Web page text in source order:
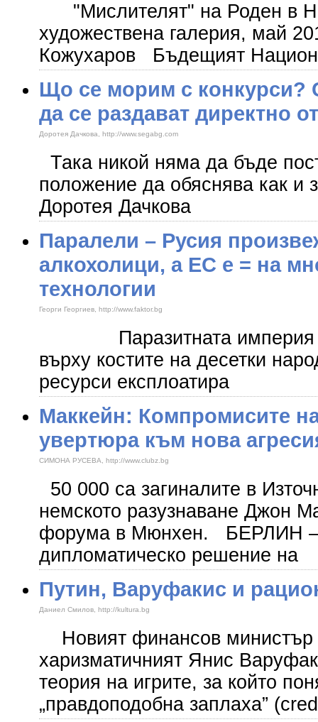
"Мислителят" на Роден в
художествена галерия, май
Кожухаров Бъдещият
Що се морим с конкурси?
да се раздават директно
Доротея Дачкова, http://www.segabg.com
Така никой няма да бъде
положение да обяснява как
Доротея Дачкова
Паралели – Русия
алкохолици, а ЕС е = на
технологии
Георги Георгиев, http://www.faktor.bg
Паразитната империя на
върху костите на десетки
ресурси експлоатира
Маккейн: Компромисите
увертюра към нова
СИМОНА РУСЕВА, http://www.clubz.bg
50 000 са загиналите в
немското разузнаване Джон
форума в Мюнхен. БЕРЛИН –
дипломатическо решение на
Путин, Варуфакис и
Даниел Смилов, http://kultura.bg
Новият финансов министър
харизматичният Янис
теория на игрите, за който
„правдоподобна заплаха”